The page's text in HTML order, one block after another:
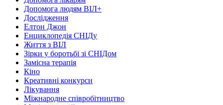
Допомога людям ВІЛ+
Дослідження
Елтон Джон
Енциклопедія СНІДу
Життя з ВІЛ
Зірки у боротьбі зі СНІДом
Замісна терапія
Кіно
Креативні конкурси
Лікування
Міжнародне співробітництво